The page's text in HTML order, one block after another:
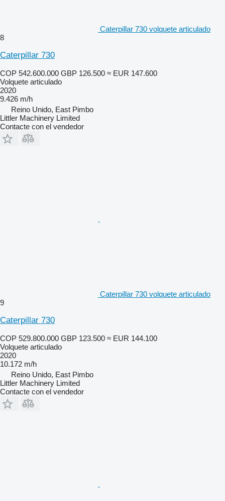
Caterpillar 730 volquete articulado
8
Caterpillar 730
COP 542.600.000 GBP 126.500 ≈ EUR 147.600
Volquete articulado
2020
9.426 m/h
Reino Unido, East Pimbo
Littler Machinery Limited
Contacte con el vendedor
Caterpillar 730 volquete articulado
9
Caterpillar 730
COP 529.800.000 GBP 123.500 ≈ EUR 144.100
Volquete articulado
2020
10.172 m/h
Reino Unido, East Pimbo
Littler Machinery Limited
Contacte con el vendedor